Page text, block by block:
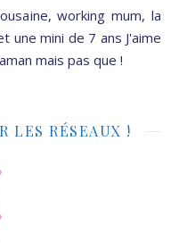
working mum, la
une mini de 7 ans J'aime
mais pas que !
LES RÉSEAUX !